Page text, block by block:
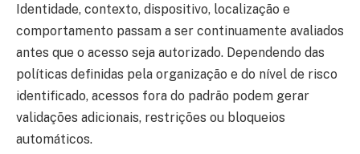
Identidade, contexto, dispositivo, localização e
comportamento passam a ser continuamente avaliados
antes que o acesso seja autorizado. Dependendo das
políticas definidas pela organização e do nível de risco
identificado, acessos fora do padrão podem gerar
validações adicionais, restrições ou bloqueios
automáticos.